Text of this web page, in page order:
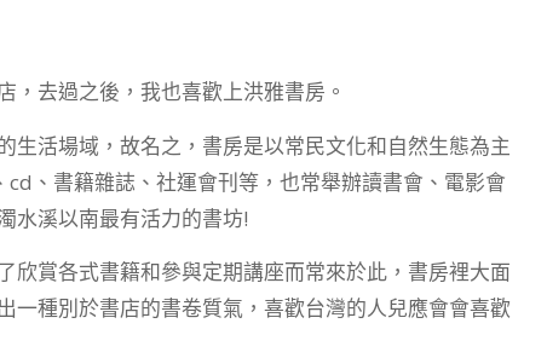
去過之後，我也喜歡上洪雅書房。
生活場域，故名之，書房是以常民文化和自然生態為主
、書籍雜誌、社運會刊等，也常舉辦讀書會、電影會
水溪以南最有活力的書坊!
欣賞各式書籍和參與定期講座而常來於此，書房裡大面
一種別於書店的書卷質氣，喜歡台灣的人兒應會會喜歡